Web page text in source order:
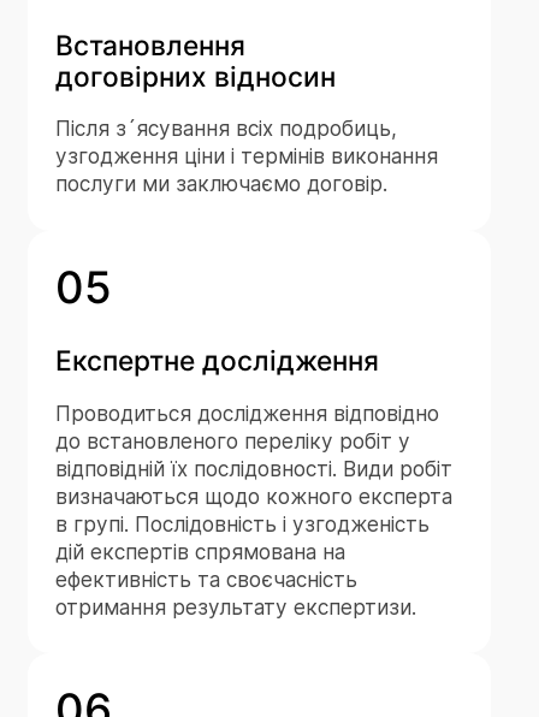
Встановлення
договірних відносин
Після з´ясування всіх подробиць,
узгодження ціни і термінів виконання
послуги ми заключаємо договір.
05
Експертне дослідження
Проводиться дослідження відповідно
до встановленого переліку робіт у
відповідній їх послідовності. Види робіт
визначаються щодо кожного експерта
в групі. Послідовність і узгодженість
дій експертів спрямована на
ефективність та своєчасність
отримання результату експертизи.